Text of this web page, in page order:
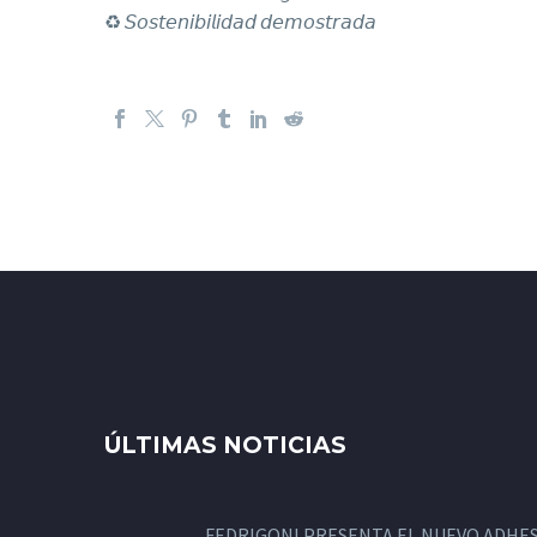
♻️​ 𝘚𝘰𝘴𝘵𝘦𝘯𝘪𝘣𝘪𝘭𝘪𝘥𝘢𝘥 𝘥𝘦𝘮𝘰𝘴𝘵𝘳𝘢𝘥𝘢
ÚLTIMAS NOTICIAS